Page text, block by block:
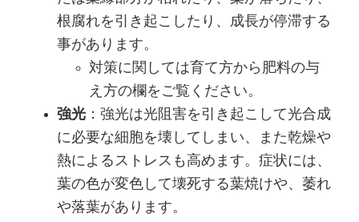
根腐れを引き起こしたり、成長が停滞する
事があります。
対策に関しては育て方から肥料の与
え方の欄をご覧ください。
強光 ：強光は光阻害を引き起こして光合成
に必要な細胞を壊してしまい、また乾燥や
熱によるストレスも高めます。症状には、
葉の色が変色して壊死する葉焼けや、萎れ
や落葉があります。